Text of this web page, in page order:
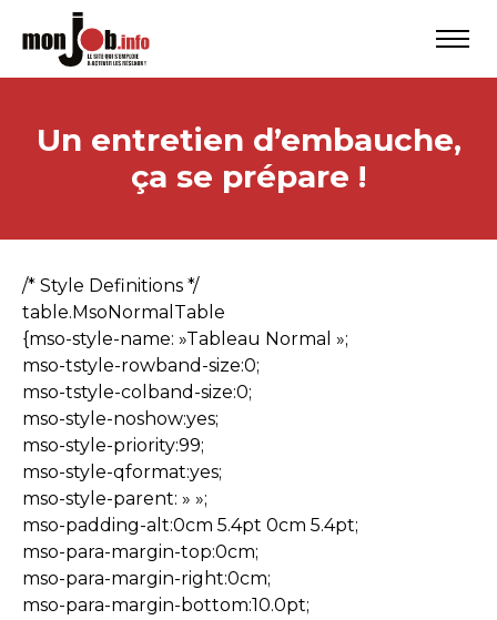
Un entretien d’embauche,
ça se prépare !
/* Style Definitions */
table.MsoNormalTable
{mso-style-name: »Tableau Normal »;
mso-tstyle-rowband-size:0;
mso-tstyle-colband-size:0;
mso-style-noshow:yes;
mso-style-priority:99;
mso-style-qformat:yes;
mso-style-parent: » »;
mso-padding-alt:0cm 5.4pt 0cm 5.4pt;
mso-para-margin-top:0cm;
mso-para-margin-right:0cm;
mso-para-margin-bottom:10.0pt;